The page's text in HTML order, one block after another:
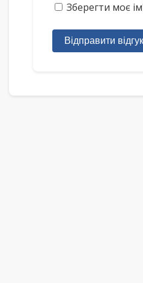
Зберегти моє
Відправити відгук